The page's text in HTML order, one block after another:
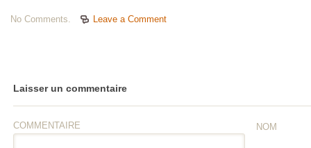
No Comments. Leave a Comment
Laisser un commentaire
COMMENTAIRE NOM